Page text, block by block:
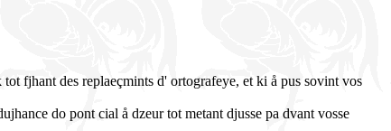
fjhant des replaeçmints d' ortografeye, et ki å pus sovint vos
do pont cial å dzeur tot metant djusse pa dvant vosse